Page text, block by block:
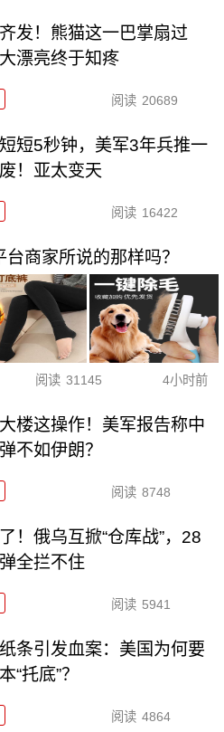
发！熊猫这一巴掌扇过
漂亮终于知疼
阅读 20689
短5秒钟，美军3年兵推一
！亚太变天
阅读 16422
商家所说的那样吗？
阅读 31145 4小时前
楼这操作！美军报告称中
不如伊朗？
阅读 8748
！俄乌互掀“仓库战”，28
全拦不住
阅读 5941
条引发血案：美国为何要
“托底”？
阅读 4864